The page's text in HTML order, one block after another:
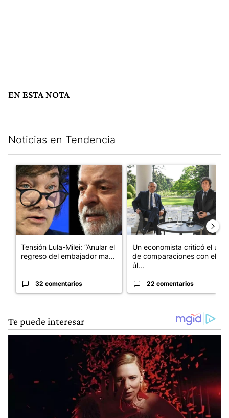
EN ESTA NOTA
Noticias en Tendencia
Un artículo de tendencia con el título "Tensión Lula-Milei:
Tensión Lula-Milei: “Anular el
regreso del embajador ma...
32 comentarios
Un artículo de tendencia con
Un economista criticó el uso
de comparaciones con el
úl...
22 comentarios